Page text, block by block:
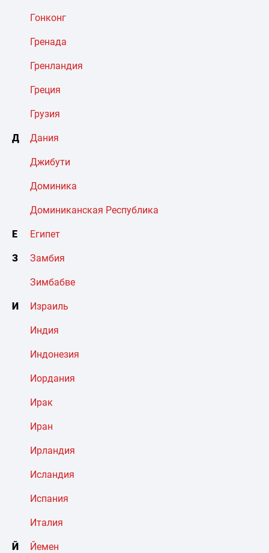
Гонконг
Гренада
Гренландия
Греция
Грузия
Д Дания
Джибути
Доминика
Доминиканская Республика
Е Египет
З Замбия
Зимбабве
И Израиль
Индия
Индонезия
Иордания
Ирак
Иран
Ирландия
Исландия
Испания
Италия
Й Йемен